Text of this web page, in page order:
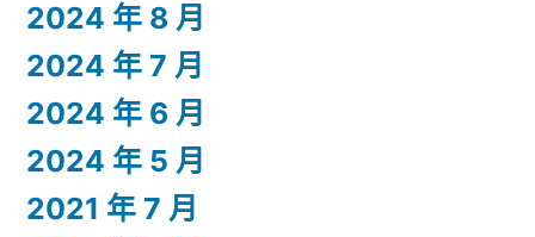
2024 年 8 月
2024 年 7 月
2024 年 6 月
2024 年 5 月
2021 年 7 月